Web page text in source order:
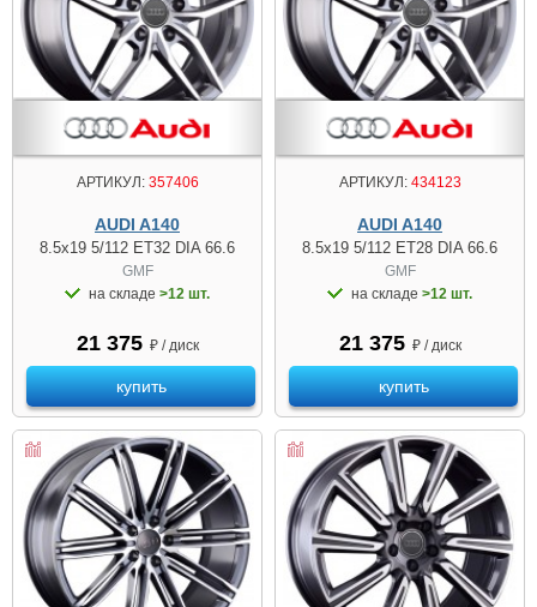
АРТИКУЛ:357406
AUDI A140
8.5x19 5/112 ET32 DIA 66.6
GMF
на складе >12 шт.
21 375 ₽ / диск
купить
АРТИКУЛ:434123
AUDI A140
8.5x19 5/112 ET28 DIA 66.6
GMF
на складе >12 шт.
21 375 ₽ / диск
купить